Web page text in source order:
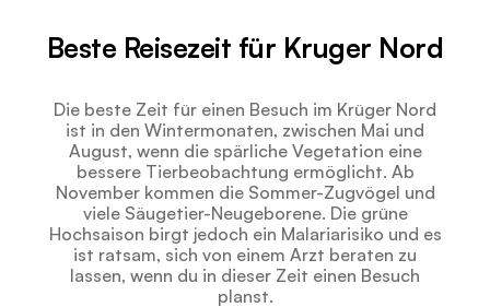
Beste Reisezeit für Kruger Nord
Die beste Zeit für einen Besuch im Krüger Nord
ist in den Wintermonaten, zwischen Mai und
August, wenn die spärliche Vegetation eine
bessere Tierbeobachtung ermöglicht. Ab
November kommen die Sommer-Zugvögel und
viele Säugetier-Neugeborene. Die grüne
Hochsaison birgt jedoch ein Malariarisiko und es
ist ratsam, sich von einem Arzt beraten zu
lassen, wenn du in dieser Zeit einen Besuch
planst.